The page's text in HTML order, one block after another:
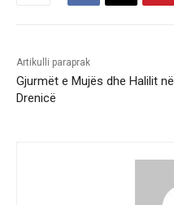
Artikulli paraprak
Gjurmët e Mujës dhe Halilit në
Drenicë